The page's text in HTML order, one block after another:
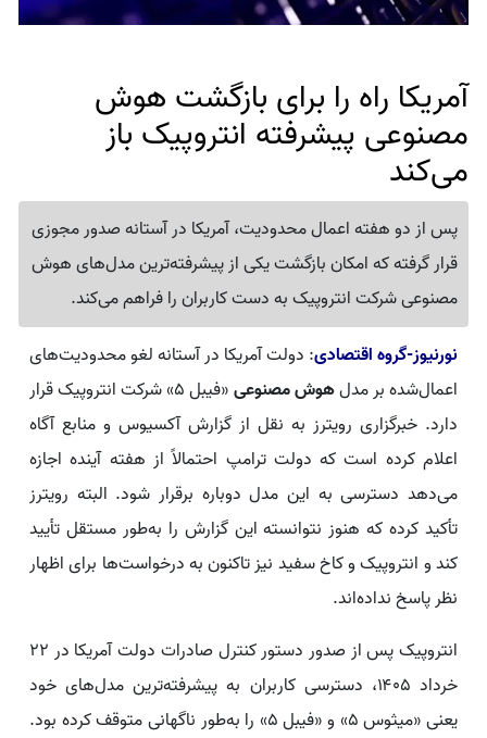
آمریکا راه را برای بازگشت هوش
مصنوعی پیشرفته انتروپیک باز
می‌کند
پس از دو هفته اعمال محدودیت، آمریکا در آستانه صدور مجوزی
قرار گرفته که امکان بازگشت یکی از پیشرفته‌ترین مدل‌های هوش
مصنوعی شرکت انتروپیک به دست کاربران را فراهم می‌کند.
نورنیوز-گروه اقتصادی: دولت آمریکا در آستانه لغو محدودیت‌های
اعمال‌شده بر مدلهوش مصنوعی
«فیبل ۵» شرکت انتروپیک قرار
دارد. خبرگزاری رویترز به نقل از گزارش آکسیوس و منابع آگاه
اعلام کرده است که دولت ترامپ احتمالاً از هفته آینده اجازه
می‌دهد دسترسی به این مدل دوباره برقرار شود. البته رویترز
تأکید کرده که هنوز نتوانسته این گزارش را به‌طور مستقل تأیید
کند و انتروپیک و کاخ سفید نیز تاکنون به درخواست‌ها برای اظهار
نظر پاسخ نداده‌اند.
انتروپیک پس از صدور دستور کنترل صادرات دولت آمریکا در ۲۲
خرداد ۱۴۰۵، دسترسی کاربران به پیشرفته‌ترین مدل‌های خود
یعنی «میثوس ۵» و «فیبل ۵» را به‌طور ناگهانی متوقف کرده بود.